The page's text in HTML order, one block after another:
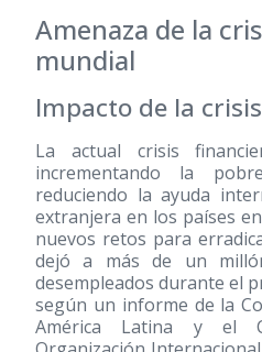
Amenaza de la
mundial
Impacto de la
La actual crisis
incrementando la
reduciendo la ayuda
extranjera en los países
nuevos retos para
dejó a más de un
desempleados durante el
según un informe de la
América Latina y el